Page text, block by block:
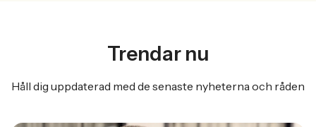
Trendar nu
Håll dig uppdaterad med de senaste nyheterna och råden